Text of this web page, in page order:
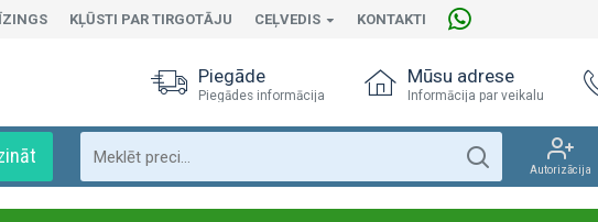
KĻŪSTI PAR TIRGOTĀJU CEĻVEDIS KONTAKTI
Piegāde
Piegādes informācija
Mūsu adrese
Informācija par veikalu
Autorizācija